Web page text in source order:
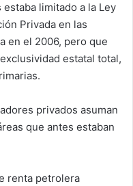
limitado a la Ley
Privada en las
en el 2006, pero que
estatal total,
privados asuman
que antes estaban
renta petrolera